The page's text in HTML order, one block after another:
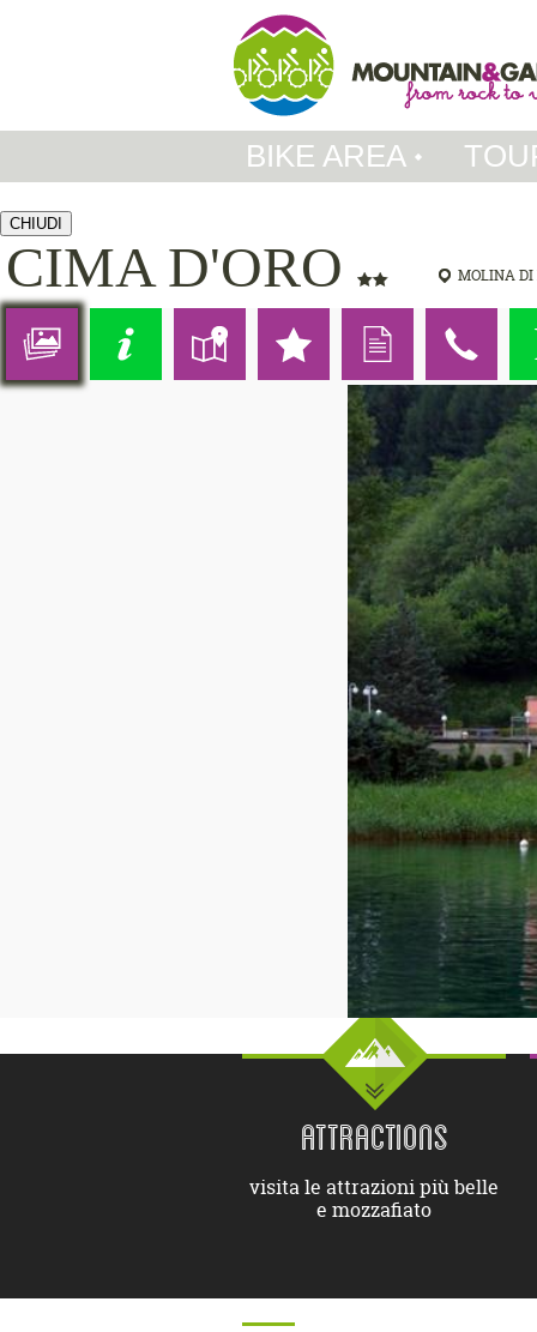
BIKE AREA
CHIUDI
CIMA D'ORO MOLINA DI
ATTRACTIONS
visita le attrazioni più belle
e mozzafiato